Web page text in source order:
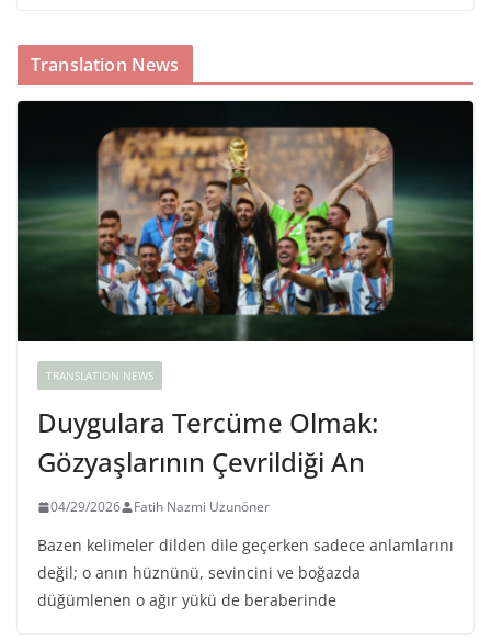
Translation News
TRANSLATION NEWS
Duygulara Tercüme Olmak:
Gözyaşlarının Çevrildiği An
04/29/2026 Fatih Nazmi Uzunöner
Bazen kelimeler dilden dile geçerken sadece anlamlarını
değil; o anın hüznünü, sevincini ve boğazda
düğümlenen o ağır yükü de beraberinde